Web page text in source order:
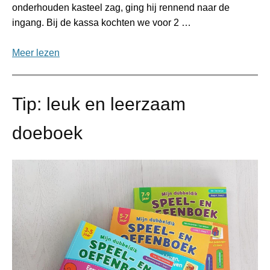
onderhouden kasteel zag, ging hij rennend naar de
ingang. Bij de kassa kochten we voor 2 …
Meer lezen
Tip: leuk en leerzaam
doeboek